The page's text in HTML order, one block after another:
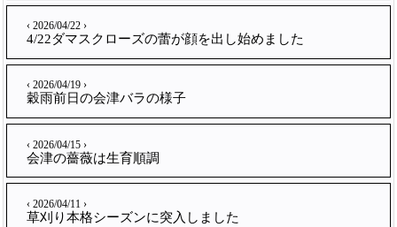
‹ 2026/04/22 ›
4/22ダマスクローズの蕾が顔を出し始めました
‹ 2026/04/19 ›
穀雨前日の会津バラの様子
‹ 2026/04/15 ›
会津の薔薇は生育順調
‹ 2026/04/11 ›
草刈り本格シーズンに突入しました